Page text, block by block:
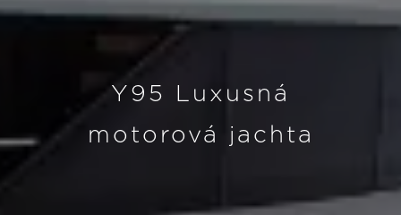
Y95 Luxusná
motorová jachta